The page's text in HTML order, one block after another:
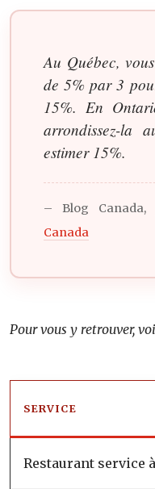
Au Québec,
de 5% par 3
15%. En
arrondissez-la
estimer 15%.
– Blog Canada,
Canada
Pour vous y retrouver,
SERVICE
Restaurant service